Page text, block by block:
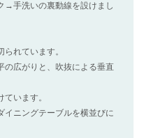
→手洗いの裏動線を設けまし
れています。
の広がりと、吹抜による垂直
います。
イニングテーブルを横並びに